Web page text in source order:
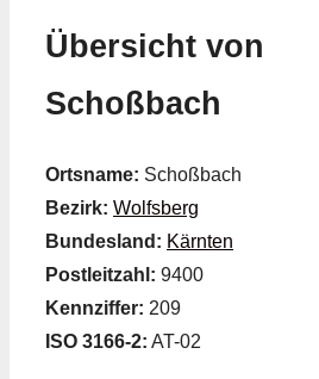
Übersicht von
Schoßbach
Ortsname: Schoßbach
Bezirk: Wolfsberg
Bundesland: Kärnten
Postleitzahl: 9400
Kennziffer: 209
ISO 3166-2: AT-02